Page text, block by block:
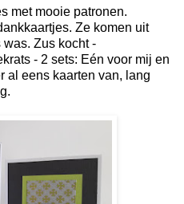
met mooie patronen.
Ze komen uit
was. Zus kocht -
- 2 sets: Eén voor mij en
al eens kaarten van, lang